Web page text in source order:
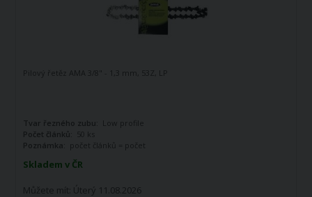
Skladem v ČR
Můžete mít: Úterý 11.08.2026
Pilový řetěz AMA 3/8" - 1,3 mm, 53Z, LP
Tvar řezného zubu: Low profile
Počet článků:
50 ks
Poznámka: počet článků = počet